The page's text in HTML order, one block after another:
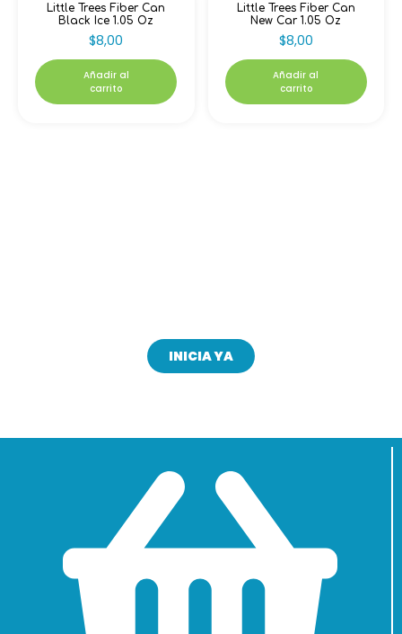
Little Trees Fiber Can
Black Ice 1.05 Oz
$8,00
Añadir al
carrito
Little Trees Fiber Can
New Car 1.05 Oz
$8,00
Añadir al
carrito
INICIA YA